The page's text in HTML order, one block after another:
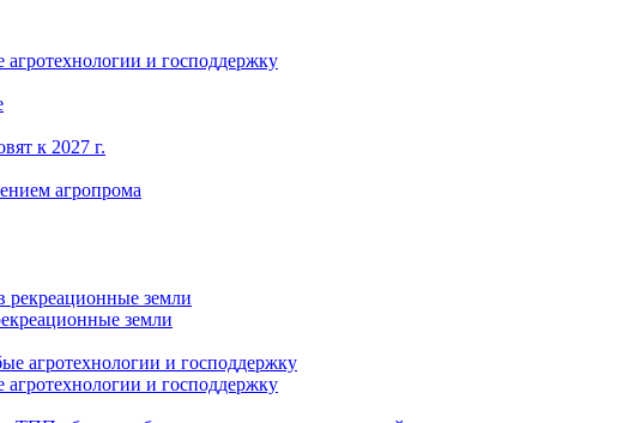
и господдержку
к 2027 г.
агропрома
земли
и господдержку